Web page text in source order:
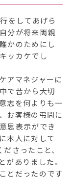
をしてあげら
分が将来両親
かのためにし
ッカケでし
アマネジャーに
で昔から大切
志を何よりも一
お客様の弔問に
思表示ができ
本人に対して
さったこと、
がありました。
とだったのです